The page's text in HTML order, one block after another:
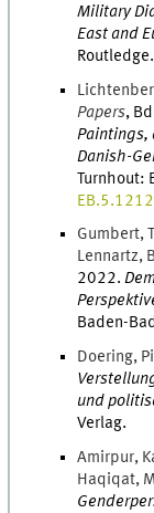
Military
East and
Routledge.
Papers,
Paintings,
Danish-
Turnhout:
Gumbert,
Lennartz,
2022.
Baden-
Doering,
und
Verlag.
Amirpur,
Haqiqat,